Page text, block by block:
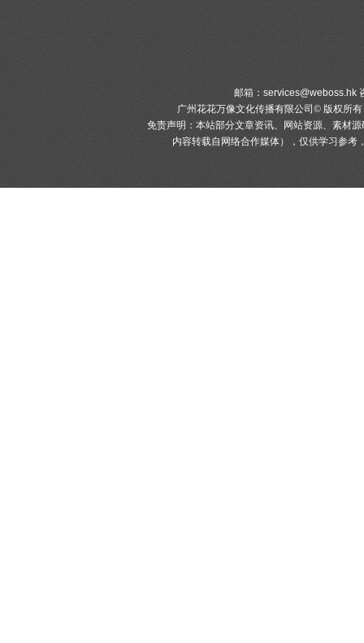
邮箱： services@weboss.hk
广州花花万像文化传播有限公司© 版权所有
免责声明：本站部分文章资讯、网站资源、素材
内容转载自网络合作媒体），仅供学习参